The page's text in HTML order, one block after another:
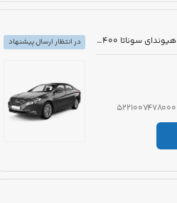
مزایده دولتی خودرو هیوندای سوناتا YF2400 مدل 2012 رنگ سفید متالیک
در انتظار ارسال پیشنهاد